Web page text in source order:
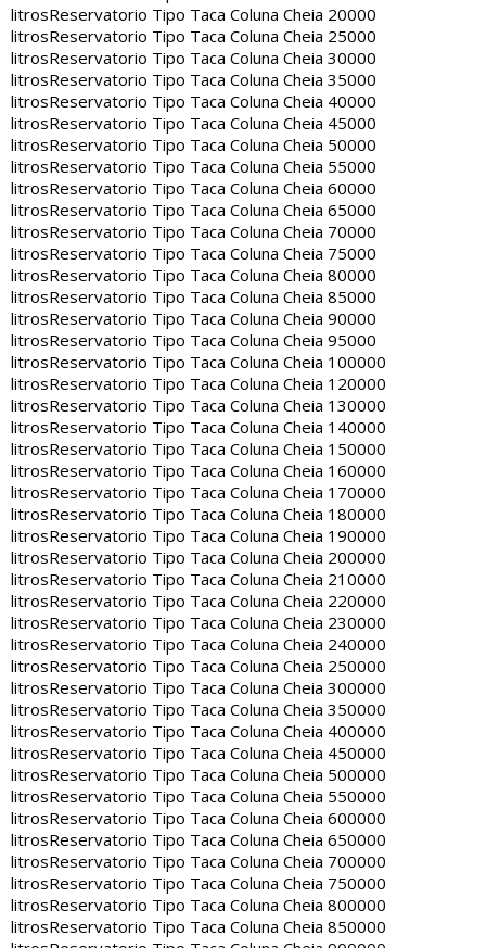
litrosReservatorio Tipo Taca Coluna Cheia 20000
litrosReservatorio Tipo Taca Coluna Cheia 25000
litrosReservatorio Tipo Taca Coluna Cheia 30000
litrosReservatorio Tipo Taca Coluna Cheia 35000
litrosReservatorio Tipo Taca Coluna Cheia 40000
litrosReservatorio Tipo Taca Coluna Cheia 45000
litrosReservatorio Tipo Taca Coluna Cheia 50000
litrosReservatorio Tipo Taca Coluna Cheia 55000
litrosReservatorio Tipo Taca Coluna Cheia 60000
litrosReservatorio Tipo Taca Coluna Cheia 65000
litrosReservatorio Tipo Taca Coluna Cheia 70000
litrosReservatorio Tipo Taca Coluna Cheia 75000
litrosReservatorio Tipo Taca Coluna Cheia 80000
litrosReservatorio Tipo Taca Coluna Cheia 85000
litrosReservatorio Tipo Taca Coluna Cheia 90000
litrosReservatorio Tipo Taca Coluna Cheia 95000
litrosReservatorio Tipo Taca Coluna Cheia 100000
litrosReservatorio Tipo Taca Coluna Cheia 120000
litrosReservatorio Tipo Taca Coluna Cheia 130000
litrosReservatorio Tipo Taca Coluna Cheia 140000
litrosReservatorio Tipo Taca Coluna Cheia 150000
litrosReservatorio Tipo Taca Coluna Cheia 160000
litrosReservatorio Tipo Taca Coluna Cheia 170000
litrosReservatorio Tipo Taca Coluna Cheia 180000
litrosReservatorio Tipo Taca Coluna Cheia 190000
litrosReservatorio Tipo Taca Coluna Cheia 200000
litrosReservatorio Tipo Taca Coluna Cheia 210000
litrosReservatorio Tipo Taca Coluna Cheia 220000
litrosReservatorio Tipo Taca Coluna Cheia 230000
litrosReservatorio Tipo Taca Coluna Cheia 240000
litrosReservatorio Tipo Taca Coluna Cheia 250000
litrosReservatorio Tipo Taca Coluna Cheia 300000
litrosReservatorio Tipo Taca Coluna Cheia 350000
litrosReservatorio Tipo Taca Coluna Cheia 400000
litrosReservatorio Tipo Taca Coluna Cheia 450000
litrosReservatorio Tipo Taca Coluna Cheia 500000
litrosReservatorio Tipo Taca Coluna Cheia 550000
litrosReservatorio Tipo Taca Coluna Cheia 600000
litrosReservatorio Tipo Taca Coluna Cheia 650000
litrosReservatorio Tipo Taca Coluna Cheia 700000
litrosReservatorio Tipo Taca Coluna Cheia 750000
litrosReservatorio Tipo Taca Coluna Cheia 800000
litrosReservatorio Tipo Taca Coluna Cheia 850000